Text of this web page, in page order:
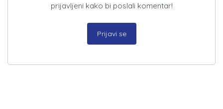
prijavljeni kako bi poslali komentar!
Prijavi se